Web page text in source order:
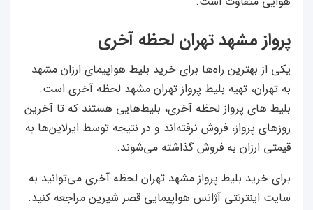
پرواز مشهد تهران لحظه آخری
یکی از بهترین راه‌ها برای خرید بلیط هواپیمای ارزان مشهد
به تهران، تهیه بلیط پرواز تهران مشهد لحظه آخری است.
بلیط های پرواز لحظه آخری، بلیط‌هایی هستند که تا آخرین
روزهای پرواز، فروش نرفته‌اند و در نتیجه توسط ایرلاین‌ها به
قیمتی ارزان به فروش گذاشته می‌شوند.
برای خرید بلیط پرواز مشهد تهران لحظه آخری می‌توانید به
سایت اینترنتی آژانس هواپیمایی قصر شیرین مراجعه کنید.